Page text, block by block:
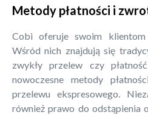
Metody płatności i
Cobi oferuje swoim klientom
Wśród nich znajdują się
zwykły przelew czy
nowoczesne metody
przelewu ekspresowego.
również prawo do odstąpienia